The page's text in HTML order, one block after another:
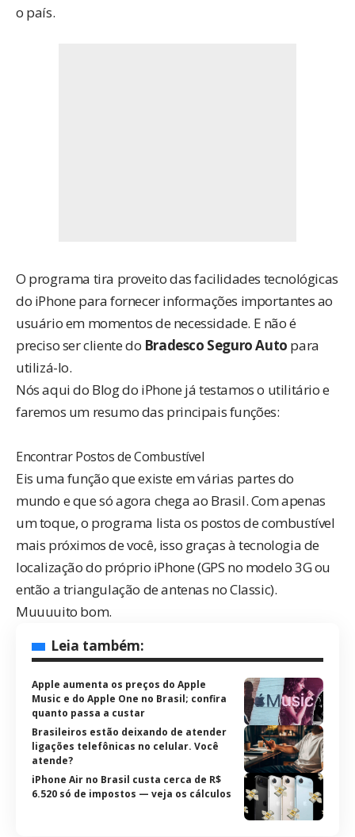
o país.
O programa tira proveito das facilidades tecnológicas
do iPhone para fornecer informações importantes ao
usuário em momentos de necessidade. E não é
preciso ser cliente do Bradesco Seguro Auto para
utilizá-lo.
Nós aqui do Blog do iPhone já testamos o utilitário e
faremos um resumo das principais funções:
Encontrar Postos de Combustível
Eis uma função que existe em várias partes do
mundo e que só agora chega ao Brasil. Com apenas
um toque, o programa lista os postos de combustível
mais próximos de você, isso graças à tecnologia de
localização do próprio iPhone (GPS no modelo 3G ou
então a triangulação de antenas no Classic).
Muuuuito bom.
Leia também:
Apple aumenta os preços do Apple
Music e do Apple One no Brasil; confira
quanto passa a custar
Brasileiros estão deixando de atender
ligações telefônicas no celular. Você
atende?
iPhone Air no Brasil custa cerca de R$
6.520 só de impostos — veja os cálculos